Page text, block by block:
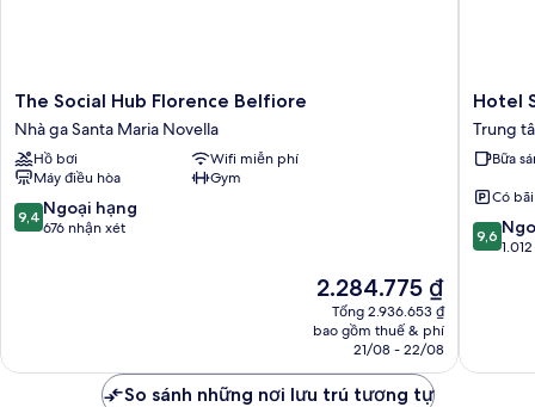
The
Social
Hub
Florence
Belfiore
Nhà
ga
The Social Hub Florence Belfiore
Nhà ga Santa Maria Novella
Hồ bơi
Wifi miễn phí
Máy điều hòa
Gym
9.4
trên
9,4 Ngoại hạng
676 nhận xét
Giá
hiện
tại
2.284.775 ₫
2.284.775 ₫
Tổng 2.936.653 ₫
bao gồm thuế & phí
21/08 - 22/08
Hotel
Santa
Maria
Novella
tâm
lịch
sử
Hotel
Trung
Bữa
Có
9.6
trên
xét
9,6
So sánh những nơi lưu trú tương tự